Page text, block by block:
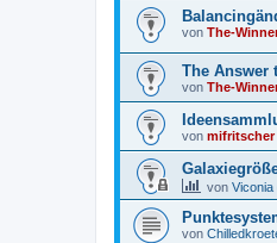
von The-
The Answer
von The-
von mifritscher
von Viconia
von